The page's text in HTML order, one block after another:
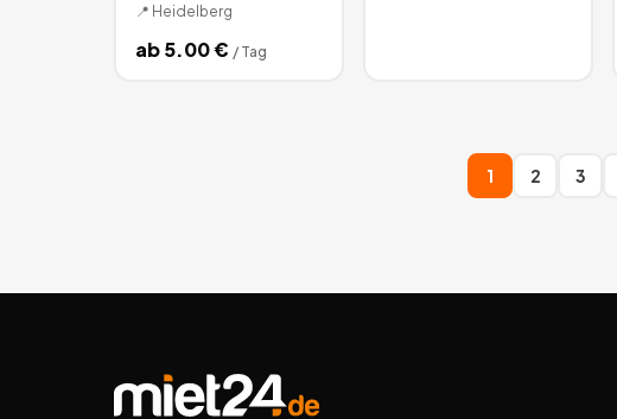
📍 Heidelberg
ab5.00€ / Tag
1 2 3